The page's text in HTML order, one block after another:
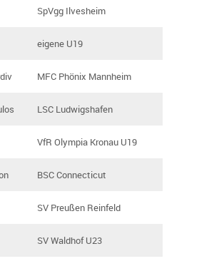
SpVgg Ilvesheim
eigene U19
MFC Phönix Mannheim
LSC Ludwigshafen
VfR Olympia Kronau U19
BSC Connecticut
SV Preußen Reinfeld
SV Waldhof U23